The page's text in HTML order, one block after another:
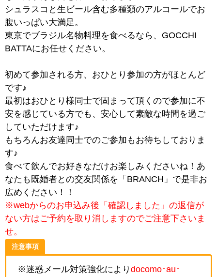
シュラスコと生ビール含む多種類のアルコールでお
腹いっぱい大満足。
東京でブラジル名物料理を食べるなら、GOCCHI
BATTAにお任せください。
初めて参加される方、おひとり参加の方がほとんど
です♪
最初はおひとり様同士で固まって頂くので参加に不
安を感じている方でも、安心して素敵な時間を過ご
していただけます♪
もちろんお友達同士でのご参加もお待ちしておりま
す♪
食べて飲んでお好きなだけお楽しみくださいね！あ
なたも既婚者との交友関係を「BRANCH」で是非お
広めください！！
※webからのお申込み後「確認しました」の返信が
ない方はご予約を取り消しますのでご注意下さいま
せ。
注意事項
※迷惑メール対策強化により docomo･au･